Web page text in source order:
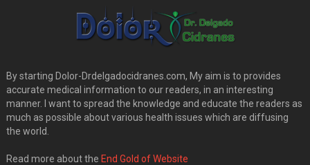
By starting Dolor-Drdelgadocidranes.com, My aim is to provides
accurate medical information to our readers, in an interesting
manner. I want to spread the knowledge and educate the readers as
much as possible about various health issues which are diffusing
the world.
Read more about the End Gold of Website